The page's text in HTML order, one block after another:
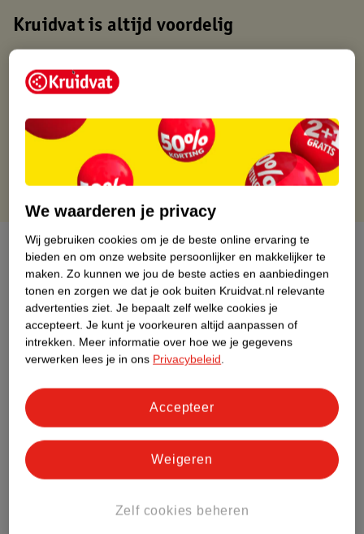
Kruidvat is altijd voordelig
Op werkdagen voor 22:00 uur besteld, volgende dag in huis
Gratis retourneren binnen 30 dagen
Gratis punten met je Kruidvat kaart
Over dit product
Productinformatie
Etiketinformatie
Dit product heeft (nog) geen Nature
Meer informatie
Bestel & Bezorginformatie
We waarderen je privacy
Wij gebruiken cookies om je de beste online ervaring te
bieden en om onze website persoonlijker en makkelijker te
maken. Zo kunnen we jou de beste acties en aanbiedingen
tonen en zorgen we dat je ook buiten Kruidvat.nl relevante
advertenties ziet. Je bepaalt zelf welke cookies je
accepteert. Je kunt je voorkeuren altijd aanpassen of
intrekken. Meer informatie over hoe we je gegevens
verwerken lees je in ons Privacybeleid.
Zelf cookies beheren
Weigeren
Accepteer